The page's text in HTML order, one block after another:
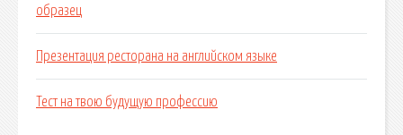
образец
Презентация ресторана на английском языке
Тест на твою будущую профессию